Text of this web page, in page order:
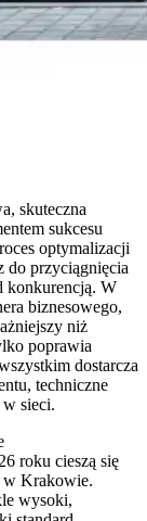
skuteczna
sukcesu
optymalizacji
przyciągnięcia
konkurencją. W
biznesowego,
niż
poprawia
dostarcza
techniczne
sieci.
roku cieszą się
w Krakowie.
wysoki,